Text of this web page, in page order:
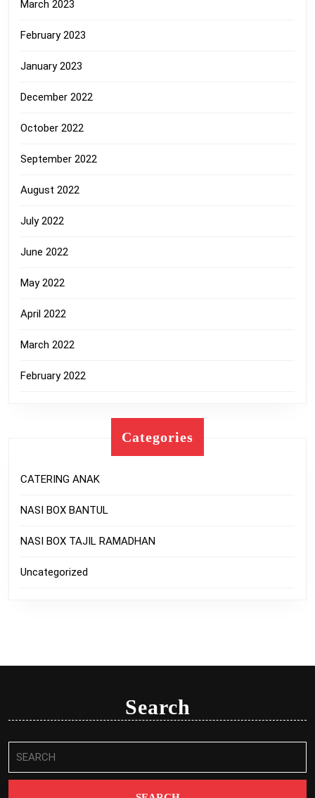
March 2023
February 2023
January 2023
December 2022
October 2022
September 2022
August 2022
July 2022
June 2022
May 2022
April 2022
March 2022
February 2022
Categories
CATERING ANAK
NASI BOX BANTUL
NASI BOX TAJIL RAMADHAN
Uncategorized
Search
for: